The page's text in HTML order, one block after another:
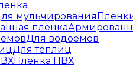
Для водоемов
Для теплиц
Пленка ПВХ